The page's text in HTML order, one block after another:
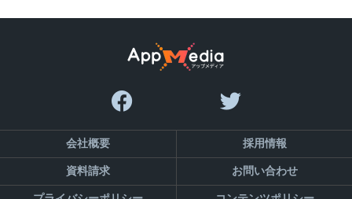
会社概要 採用情報
資料請求 お問い合わせ